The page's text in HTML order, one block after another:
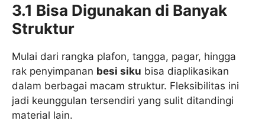
3.1 Bisa Digunakan di Banyak
Struktur
Mulai dari rangka plafon, tangga, pagar, hingga
rak penyimpanan besi siku bisa diaplikasikan
dalam berbagai macam struktur. Fleksibilitas ini
jadi keunggulan tersendiri yang sulit ditandingi
material lain.